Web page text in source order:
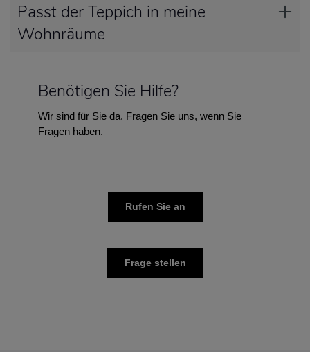
Passt der Teppich in meine
Wohnräume
Benötigen Sie Hilfe?
Wir sind für Sie da. Fragen Sie uns, wenn Sie
Fragen haben.
Rufen Sie an
Frage stellen